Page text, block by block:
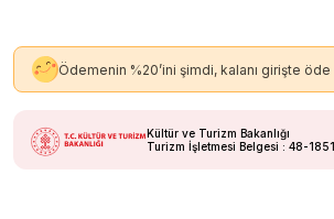
Ödemenin %20’ini şimdi, kalanı girişte öde
Kültür ve Turizm Bakanlığı
Turizm İşletmesi Belgesi : 48-1851